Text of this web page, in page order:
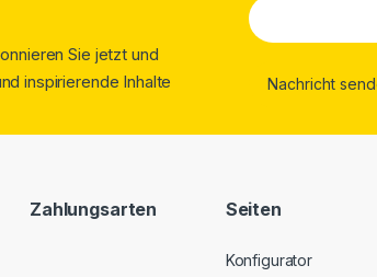
Sie jetzt und
inspirierende Inhalte
Zahlungsarten Seiten
Konfigurator